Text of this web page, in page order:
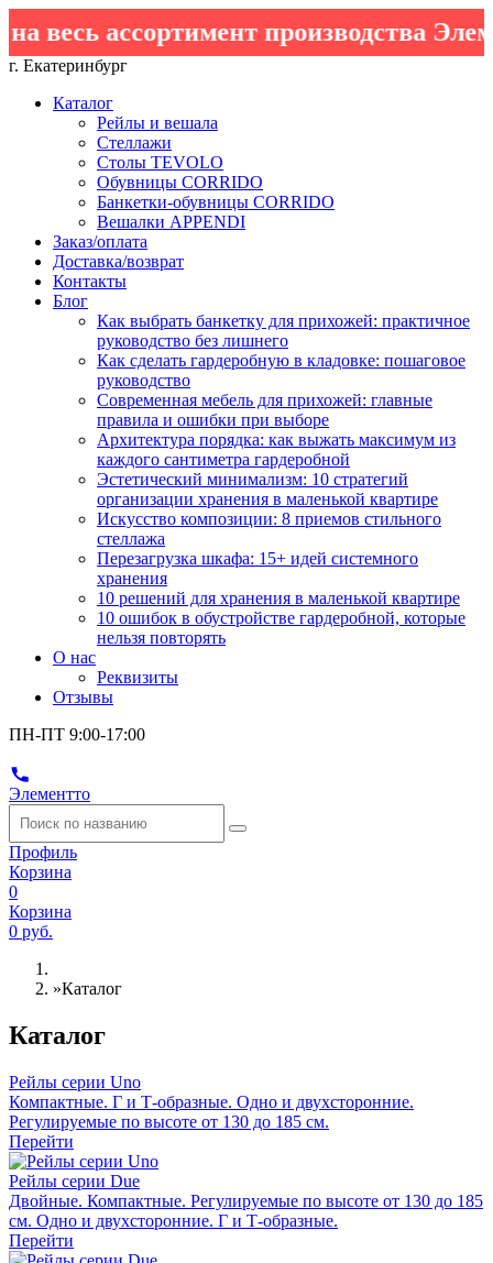
весь ассортимент производства
г. Екатеринбург
Каталог
Рейлы и вешала
Стеллажи
Столы TEVOLO
Обувницы CORRIDO
Банкетки-обувницы CORRIDO
Вешалки APPENDI
Заказ/оплата
Доставка/возврат
Контакты
Блог
Как выбрать банкетку для прихожей: практичное
руководство без лишнего
Как сделать гардеробную в кладовке: пошаговое
руководство
Современная мебель для прихожей: главные
правила и ошибки при выборе
Архитектура порядка: как выжать максимум из
каждого сантиметра гардеробной
Эстетический минимализм: 10 стратегий
организации хранения в маленькой квартире
Искусство композиции: 8 приемов стильного
стеллажа
Перезагрузка шкафа: 15+ идей системного
хранения
10 решений для хранения в маленькой квартире
10 ошибок в обустройстве гардеробной, которые
нельзя повторять
О нас
Реквизиты
Отзывы
ПН-ПТ 9:00-17:00
Элементто
Профиль
Корзина
0
Корзина
0 руб.
»Каталог
Каталог
Рейлы серии Uno
Компактные. Г и Т-образные. Одно и двухсторонние.
Регулируемые по высоте от 130 до 185 см.
Перейти
Рейлы серии Due
Двойные. Компактные. Регулируемые по высоте от 130 до 185
см. Одно и двухсторонние. Г и Т-образные.
Перейти